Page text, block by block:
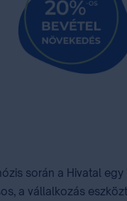
során a Hivatal
a vállalkozás